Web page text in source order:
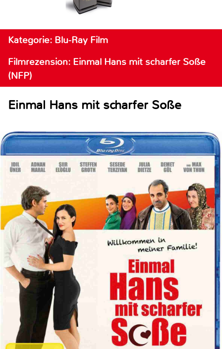
Kategorie: Blu-Ray Film
Filmrezension: Einmal Hans mit scharfer Soße
(NFP)
Einmal Hans mit scharfer Soße